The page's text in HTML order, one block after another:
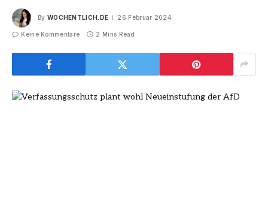
By WOCHENTLICH.DE 26 Februar 2024
Keine Kommentare 2 Mins Read